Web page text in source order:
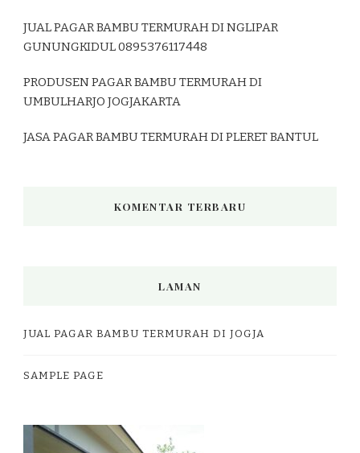
JUAL PAGAR BAMBU TERMURAH DI NGLIPAR
GUNUNGKIDUL 0895376117448
PRODUSEN PAGAR BAMBU TERMURAH DI
UMBULHARJO JOGJAKARTA
JASA PAGAR BAMBU TERMURAH DI PLERET BANTUL
KOMENTAR TERBARU
LAMAN
JUAL PAGAR BAMBU TERMURAH DI JOGJA
SAMPLE PAGE